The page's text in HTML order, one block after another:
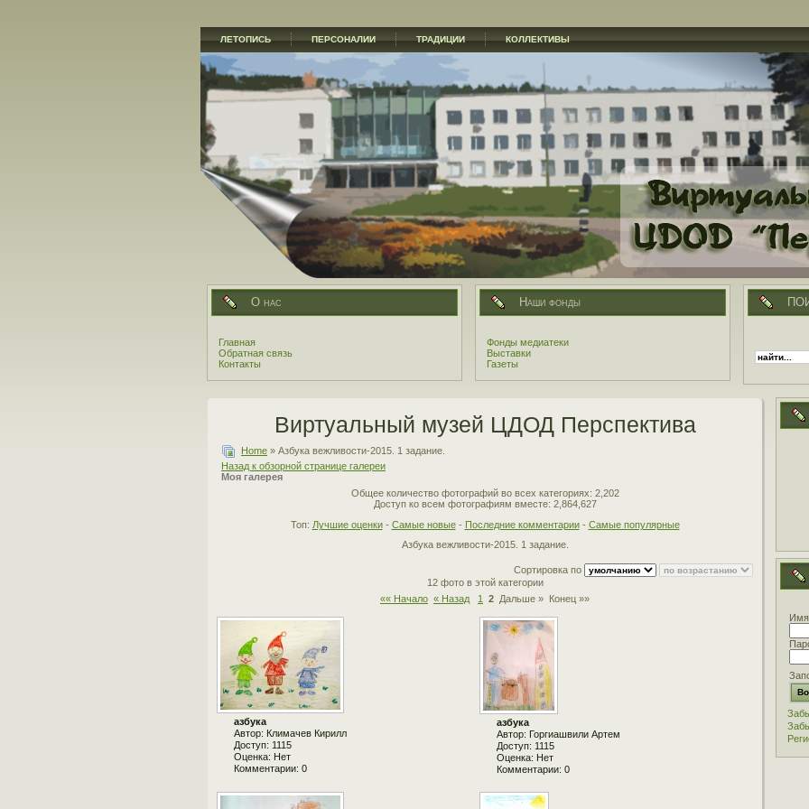
ЛЕТОПИСЬ ПЕРСОНАЛИИ ТРАДИЦИИ КОЛЛЕКТИВЫ
О нас
Главная
Обратная связь
Контакты
Наши фонды
Фонды медиатеки
Выставки
Газеты
Виртуальный музей ЦДОД Перспектива
Home » Азбука вежливости-2015. 1 задание.
Назад к обзорной странице галереи
Моя галерея
Общее количество фотографий во всех категориях: 2,202
Доступ ко всем фотографиям вместе: 2,864,627
Топ: Лучшие оценки- Самые новые- Последние комментарии- Самые популярные
Азбука вежливости-2015. 1 задание.
Сортировка по
12 фото в этой категории
«« Начало « Назад 1 2 Дальше » Конец »»
азбука
Автор: Климачев Кирилл
Доступ: 1115
Оценка: Нет
Комментарии: 0
азбука
Автор: Горгиашвили Артем
Доступ: 1115
Оценка: Нет
Комментарии: 0
Имя